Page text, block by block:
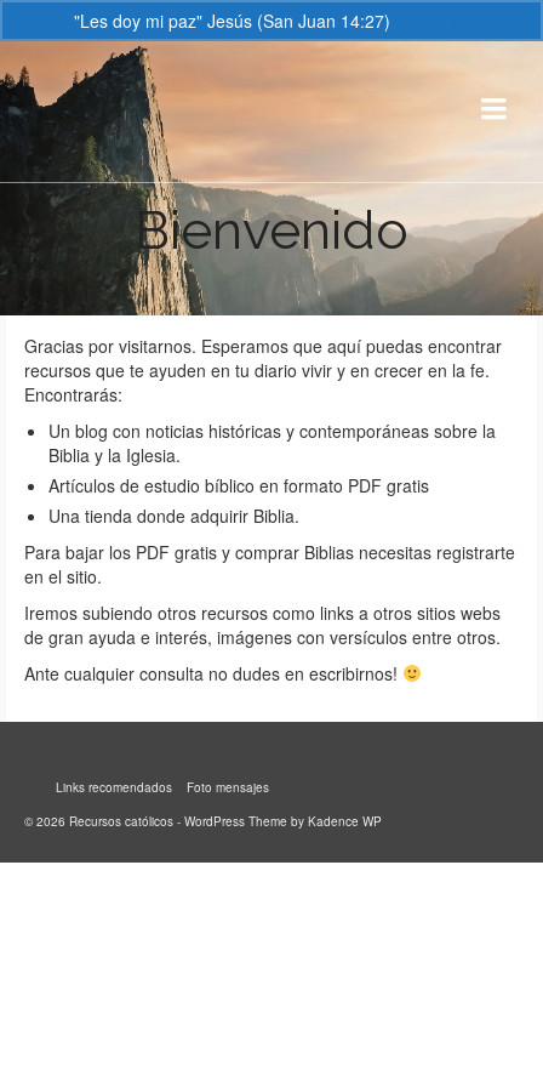
"Les doy mi paz" Jesús (San Juan 14:27)
Bienvenido
Gracias por visitarnos. Esperamos que aquí puedas encontrar
recursos que te ayuden en tu diario vivir y en crecer en la fe.
Encontrarás:
Un blog con noticias históricas y contemporáneas sobre la
Biblia y la Iglesia.
Artículos de estudio bíblico en formato PDF gratis
Una tienda donde adquirir Biblia.
Para bajar los PDF gratis y comprar Biblias necesitas registrarte
en el sitio.
Iremos subiendo otros recursos como links a otros sitios webs
de gran ayuda e interés, imágenes con versículos entre otros.
Ante cualquier consulta no dudes en escribirnos!
Links recomendados
Foto mensajes
© 2026 Recursos católicos - WordPress Theme by Kadence WP